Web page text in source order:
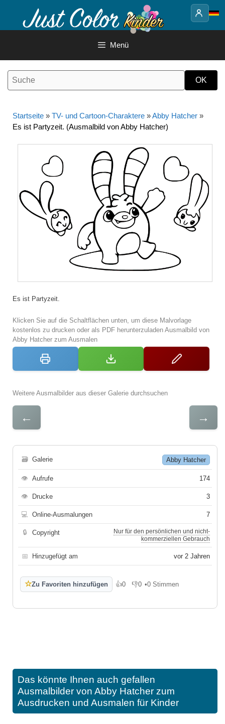
Inhalt
Menü
Startseite » TV- und Cartoon-Charaktere »Abby Hatcher »
Es ist Partyzeit. (Ausmalbild von Abby Hatcher)
Es ist Partyzeit.
Klicken Sie auf die Schaltflächen unten, um diese Malvorlage
kostenlos zu drucken oder als PDF herunterzuladen Ausmalbild von
Abby Hatcher zum Ausmalen
Weitere Ausmalbilder aus dieser Galerie durchsuchen
← →
🗃 Galerie Abby Hatcher
👁 Aufrufe 174
👁 Drucke 3
💻 Online-Ausmalungen 7
🔒 Copyright
Nur für den persönlichen und nicht-
kommerziellen Gebrauch
📅 Hinzugefügt am vor 2 Jahren
☆Zu Favoriten hinzufügen 👍0
Gefällt mir
👎0
Gefällt mir nicht
•0 Stimmen
Das könnte Ihnen auch gefallen
Ausmalbilder von Abby Hatcher zum
Ausdrucken und Ausmalen für Kinder